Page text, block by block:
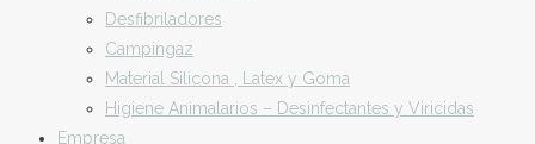
Desfibriladores
Campingaz
Material Silicona , Latex y Goma
Higiene Animalarios – Desinfectantes y Viricidas
Empresa